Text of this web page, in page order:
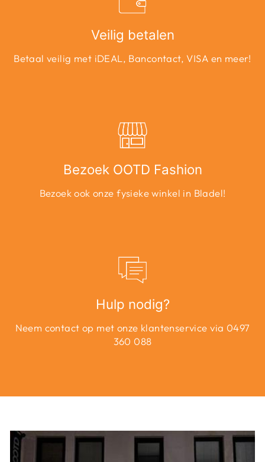
Veilig betalen
Betaal veilig met iDEAL, Bancontact, VISA en meer!
Bezoek OOTD Fashion
Bezoek ook onze fysieke winkel in Bladel!
Hulp nodig?
Neem contact op met onze klantenservice via 0497
360 088